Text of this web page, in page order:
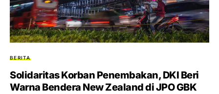
BERITA
Solidaritas Korban Penembakan, DKI Beri
Warna Bendera New Zealand di JPO GBK